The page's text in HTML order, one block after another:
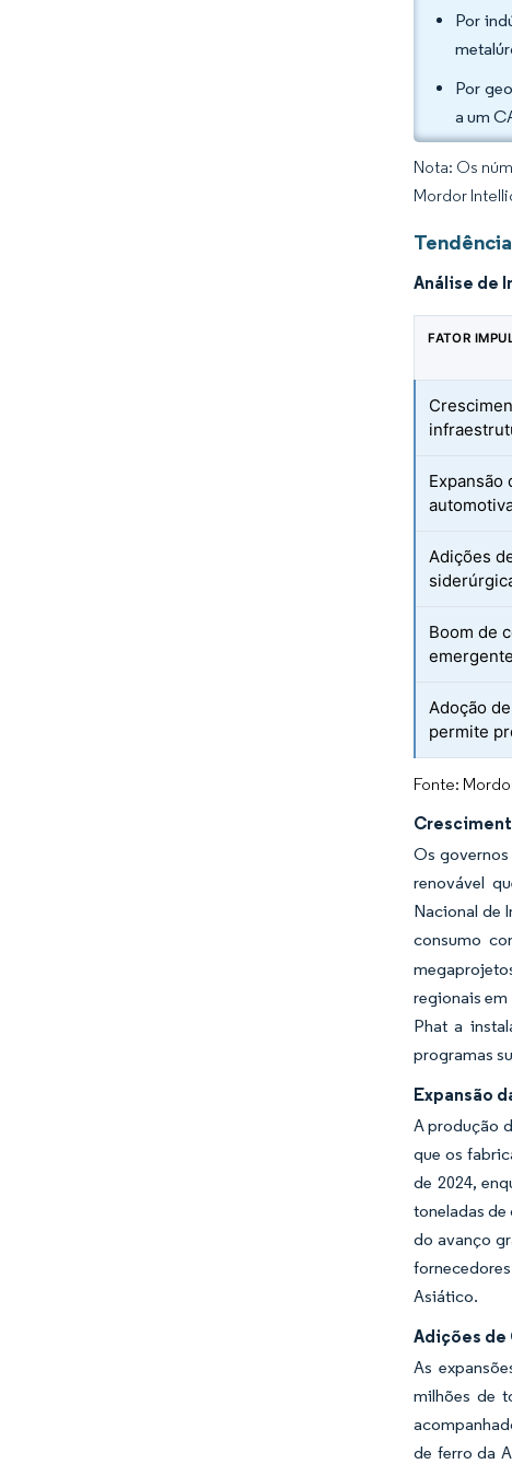
Por
Por
a um
Nota: Os
Mordor
Análise de
FATOR
Expansão
Adições
Boom de
Adoção
permite
Fonte:
Os
renovável
Nacional de
consumo
regionais
Phat a
programas
Expansão
A produção
que os
de 2024,
toneladas
do avanço
Asiático.
Adições de
As
milhões de
de ferro da